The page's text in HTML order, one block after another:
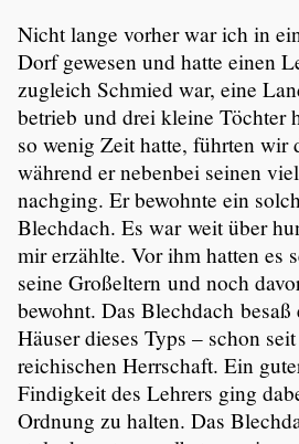
Nicht lange vorher war ich in
Dorf gewesen und hatte einen
zugleich Schmied war, eine
betrieb und drei kleine Töchter
so wenig Zeit hatte, führten wir
während er nebenbei seinen
nachging. Er bewohnte ein
Blechdach. Es war weit über
mir erzählte. Vor ihm hatten es
seine Großel­tern und noch
bewohnt. Das Blechdach
Häuser dieses Typs – schon
rei­chi­schen Herrschaft. Ein
Findig­keit des Lehrers ging
Ordnung zu halten. Das